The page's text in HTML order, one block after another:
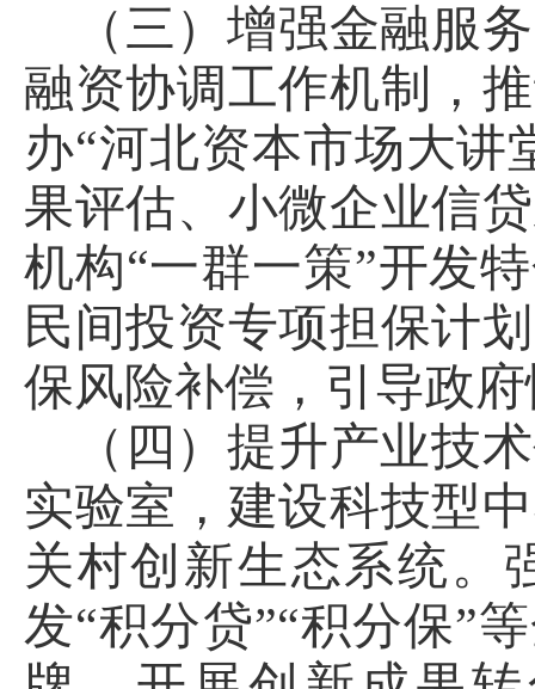
（三）增强金融服
融资协调工作机制，
办“河北资本市场大讲
果评估、小微企业信
机构“一群一策”开发
民间投资专项担保计
保风险补偿，引导政
（四）提升产业技
实验室，建设科技型
关村创新生态系统。
发“积分贷”“积分保”